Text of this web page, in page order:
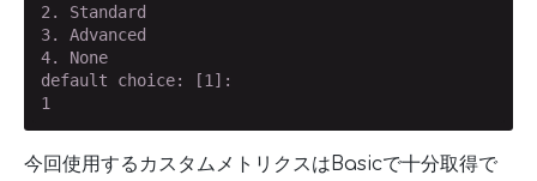
2. Standard
3. Advanced
4. None
default choice: [1]:
1
今回使用するカスタムメトリクスはBasicで十分取得で